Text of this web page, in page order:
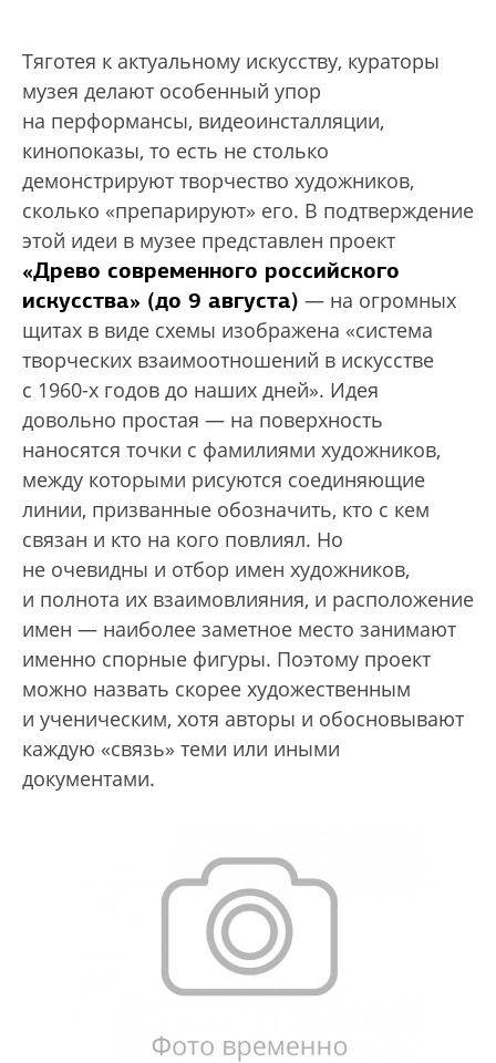
Тяготея к актуальному искусству, кураторы
музея делают особенный упор
на перформансы, видеоинсталляции,
кинопоказы, то есть не столько
демонстрируют творчество художников,
сколько «препарируют» его. В подтверждение
этой идеи в музее представлен проект
«Древо современного российского
искусства» (до 9 августа) — на огромных
щитах в виде схемы изображена «система
творческих взаимоотношений в искусстве
с 1960-х годов до наших дней». Идея
довольно простая — на поверхность
наносятся точки с фамилиями художников,
между которыми рисуются соединяющие
линии, призванные обозначить, кто с кем
связан и кто на кого повлиял. Но
не очевидны и отбор имен художников,
и полнота их взаимовлияния, и расположение
имен — наиболее заметное место занимают
именно спорные фигуры. Поэтому проект
можно назвать скорее художественным
и ученическим, хотя авторы и обосновывают
каждую «связь» теми или иными
документами.